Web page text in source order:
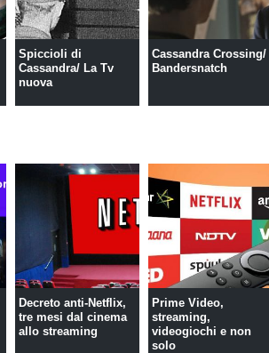
Spiccioli di
Cassandra/ La Tv
nuova
Cassandra Crossing/
Bandersnatch
Decreto anti-Netflix,
tre mesi dal cinema
allo streaming
Prime Video,
streaming,
videogiochi e non
solo